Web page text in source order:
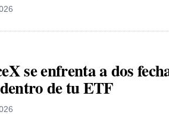
se enfrenta a dos
de tu ETF